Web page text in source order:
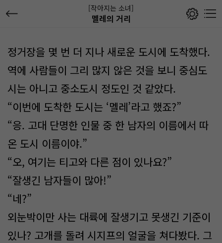
[작아지는 소녀]
멜레의 거리
정거장을 몇 번 더 지나 새로운 도시에 도착했다.
역에 사람들이 그리 많지 않은 것을 보니 중심도
시는 아니고 중소도시 정도인 것 같았다.
“이번에 도착한 도시는 ‘멜레’라고 했죠?”
“응. 고대 단명한 인물 중 한 남자의 이름에서 따
온 도시 이름이야.”
“오, 여기는 티고와 다른 점이 있나요?”
“잘생긴 남자들이 많아!”
“네?”
외눈박이만 사는 대륙에 잘생기고 못생긴 기준이
있나? 고개를 돌려 시지프의 얼굴을 쳐다봤다. 그